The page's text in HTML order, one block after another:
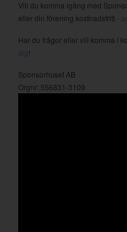
Vill du komma igång med
eller din förening kostnadsfritt -
Har du frågor eller vill komma i
!
Sponsorhuset AB
Orgnr: 556831-3109